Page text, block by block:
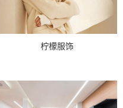
柠檬服饰